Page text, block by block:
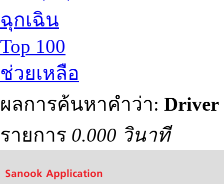
ฉุกเฉิน
Top 100
ช่วยเหลือ
ผลการค้นหาคำว่า: Driver
รายการ 0.000 วินาที
Sanook Application